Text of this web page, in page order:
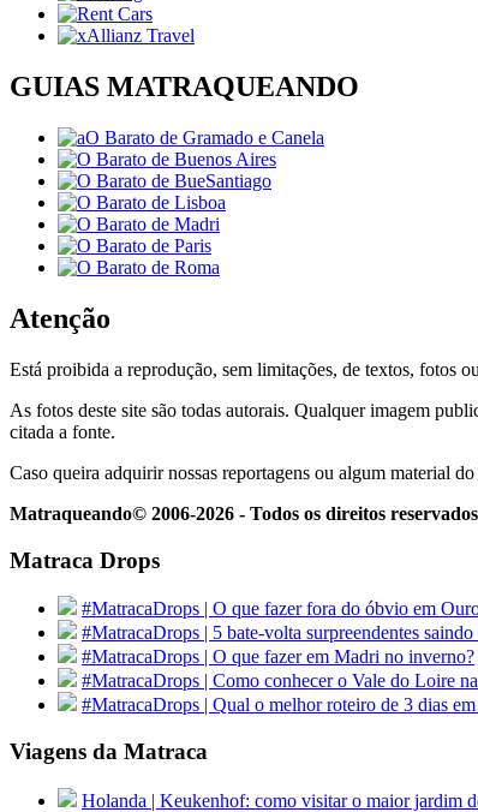
GUIAS MATRAQUEANDO
Atenção
Está proibida a reprodução, sem limitações, de textos, fotos
As fotos deste site são todas autorais. Qualquer imagem
citada a fonte.
Caso queira adquirir nossas reportagens ou algum material
Matraqueando© 2006-2026 - Todos os direitos
Matraca Drops
#MatracaDrops | O que fazer fora do óbvio em
#MatracaDrops | 5 bate-volta surpreendentes saindo
#MatracaDrops | O que fazer em Madri no inverno?
#MatracaDrops | Como conhecer o Vale do Loire
#MatracaDrops | Qual o melhor roteiro de 3 dias
Viagens da Matraca
Holanda | Keukenhof: como visitar o maior